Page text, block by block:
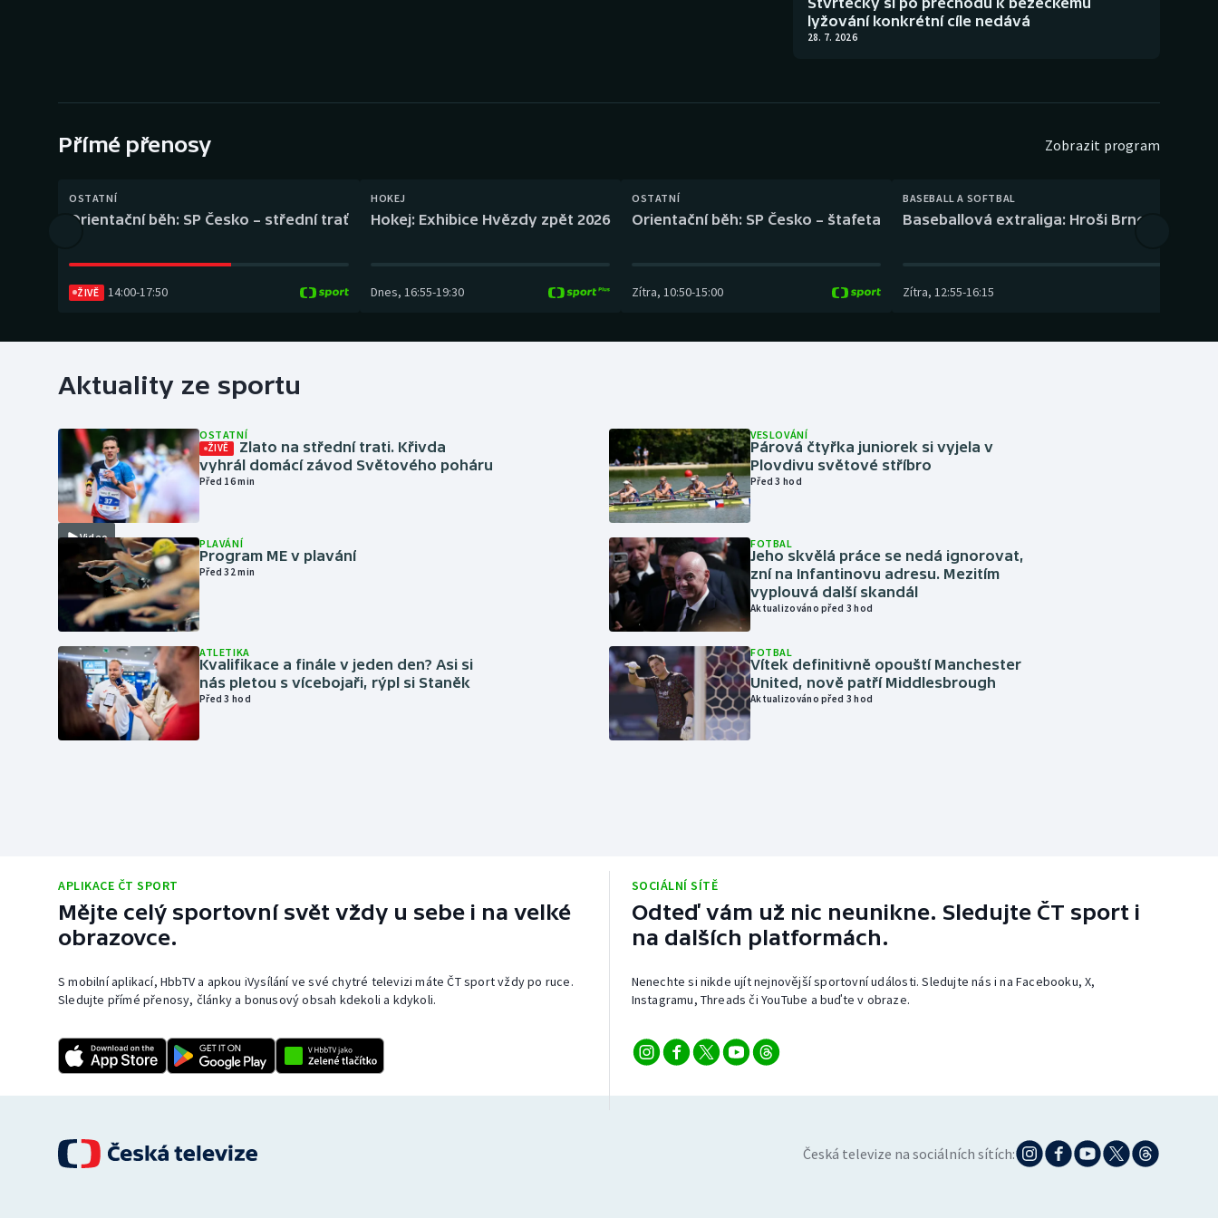
Gymnastika Plážový volejbal
lyžování konkrétní cíle nedává
28. 7. 2026
Přímé přenosy Zobrazit program
OSTATNÍ
Orientační běh: SP Česko – střední trať
ŽIVĚ 14:00-17:50
HOKEJ
Hokej: Exhibice Hvězdy zpět 2026
Dnes, 16:55-19:30
OSTATNÍ
Orientační běh: SP Česko – štafeta
Zítra, 10:50-15:00
BASEBALL A SOFTBAL
Baseballová extraliga: Hroši Brno – Eagles
Zítra, 12:55-16:15
Aktuality ze sportu
Video
OSTATNÍ
ŽIVĚ
Zlato na střední trati. Křivda
vyhrál domácí závod Světového poháru
Před 16 min
PLAVÁNÍ
Program ME v plavání
Před 32 min
ATLETIKA
Kvalifikace a finále v jeden den? Asi si
nás pletou s vícebojaři, rýpl si Staněk
Před 3 hod
VESLOVÁNÍ
Párová čtyřka juniorek si vyjela v
Plovdivu světové stříbro
Před 3 hod
FOTBAL
Jeho skvělá práce se nedá ignorovat,
zní na Infantinovu adresu. Mezitím
vyplouvá další skandál
Aktualizováno před 3 hod
FOTBAL
Vítek definitivně opouští Manchester
United, nově patří Middlesbrough
Aktualizováno před 3 hod
APLIKACE ČT SPORT
Mějte celý sportovní svět vždy u sebe i na velké
obrazovce.
S mobilní aplikací, HbbTV a apkou iVysílání ve své chytré televizi máte ČT sport vždy po ruce.
Sledujte přímé přenosy, články a bonusový obsah kdekoli a kdykoli.
SOCIÁLNÍ SÍTĚ
Odteď vám už nic neunikne. Sledujte ČT sport i
na dalších platformách.
Nenechte si nikde ujít nejnovější sportovní události. Sledujte nás i na Facebooku, X,
Instagramu, Threads či YouTube a buďte v obraze.
Česká televize na sociálních sítích: